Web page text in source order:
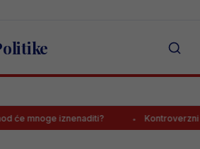
iznenaditi? Kontroverzni gazda s